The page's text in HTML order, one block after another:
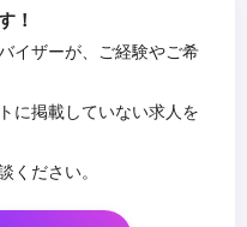
！
イザーが、ご経験やご希
に掲載していない求人を
ください。